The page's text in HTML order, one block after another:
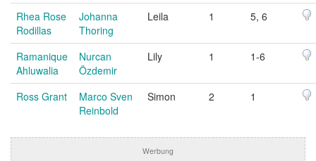
Rhea Rose
Rodillas
Johanna
Thoring
Leila 1 5, 6
Ramanique
Ahluwalia
Nurcan
Özdemir
Lily 1 1-6
Ross Grant
Marco Sven
Reinbold
Simon 2 1
Werbung